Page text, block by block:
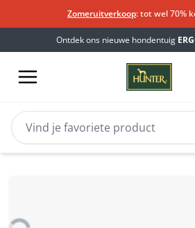
Zomeruitverkoop: tot wel 70%
Ontdek ons nieuwe hondentuig